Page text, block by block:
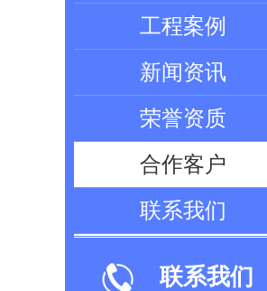
工程案例
新闻资讯
荣誉资质
合作客户
联系我们
联系我们